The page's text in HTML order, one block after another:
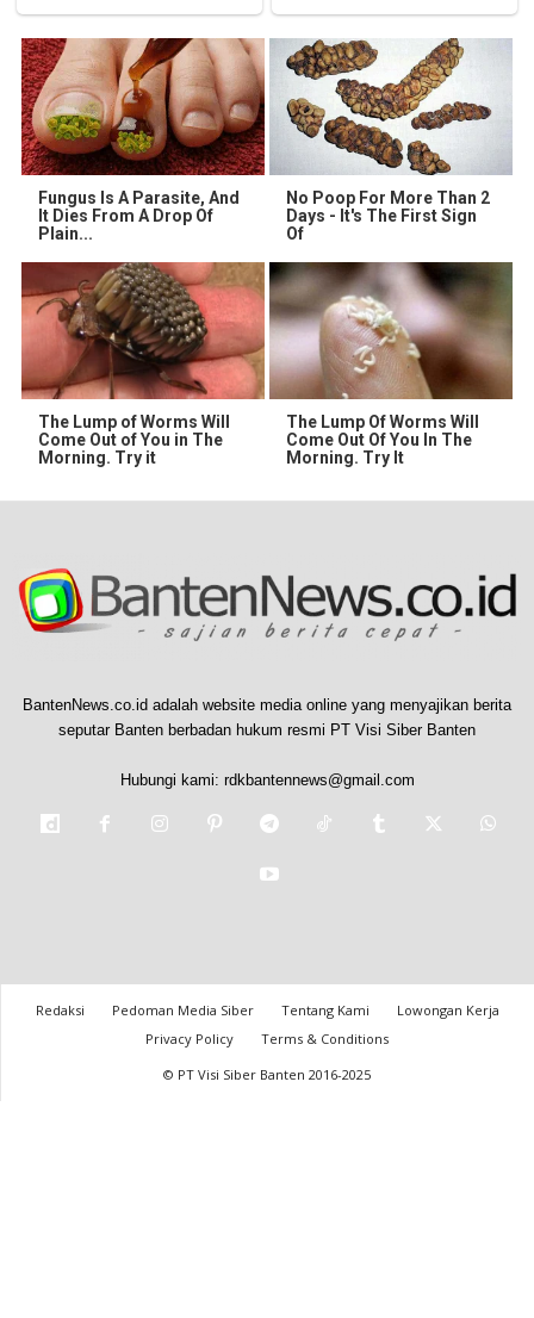
Fungus Is A Parasite, And
It Dies From A Drop Of
Plain...
No Poop For More Than 2
Days - It's The First Sign
Of
The Lump of Worms Will
Come Out of You in The
Morning. Try it
The Lump Of Worms Will
Come Out Of You In The
Morning. Try It
BantenNews.co.id adalah website media online yang menyajikan berita
seputar Banten berbadan hukum resmi PT Visi Siber Banten
Hubungi kami: rdkbantennews@gmail.com
Redaksi Pedoman Media Siber Tentang Kami
Lowongan Kerja
Privacy Policy
Terms & Conditions
© PT Visi Siber Banten 2016-2025